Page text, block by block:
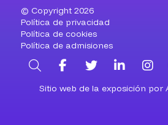
© Copyright 2026
Política de privacidad
Política de cookies
Política de admisiones
BuscarFacebookTwitter
Sitio web de la exposición por